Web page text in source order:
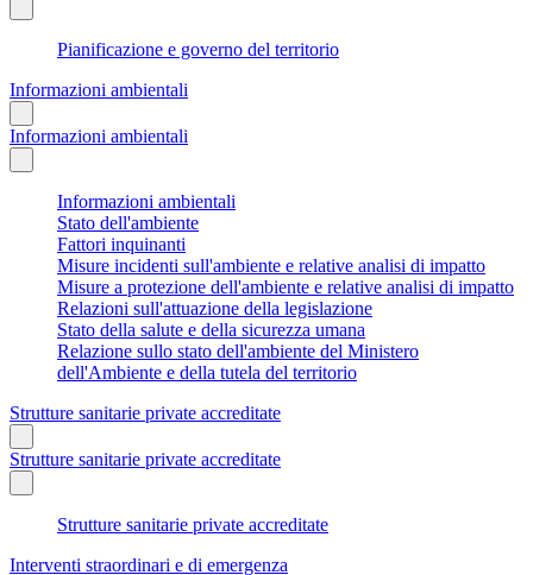
Pianificazione e governo del territorio
Informazioni ambientali
Informazioni ambientali
Informazioni ambientali
Stato dell'ambiente
Fattori inquinanti
Misure incidenti sull'ambiente e relative analisi di impatto
Misure a protezione dell'ambiente e relative analisi di impatto
Relazioni sull'attuazione della legislazione
Stato della salute e della sicurezza umana
Relazione sullo stato dell'ambiente del Ministero
dell'Ambiente e della tutela del territorio
Strutture sanitarie private accreditate
Strutture sanitarie private accreditate
Strutture sanitarie private accreditate
Interventi straordinari e di emergenza